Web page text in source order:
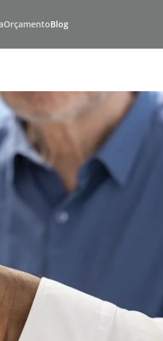
OrçamentoBlog